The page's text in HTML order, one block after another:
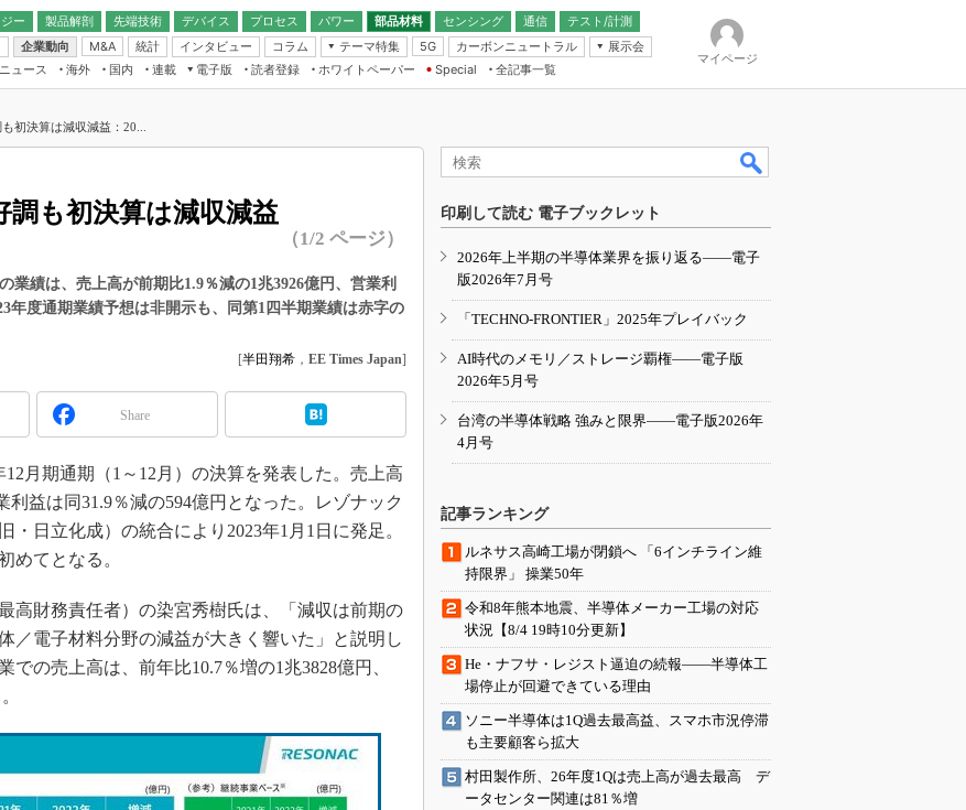
ー 製品解剖
先端技術
デバイス
プロセス パワー 部品材料 センシング
通信
無線
テスト/計測
企業動向 M&A 統計 インタビュー コラム
テーマ特集
フィジカルAI
読者調査（EE Times Research）
IoT
電源設計（EDN Japan）
5G カーボンニュートラル
展示会
IoT・エッジコンピューティング
EXPO
TECHNO-FRONTIER
人とくるま展
ニュース 海外 国内
連載
イス通信
スコープ
ンジニアの社会人大
こったこと、次の10年
アジアの新トレンド
る
ニア”が仕掛けた社内
180日
「未来展望」
ないエンジニア」の
電子版
ックレット
読者登録 ホワイトペーパー
Special
全記事一覧
マイページ
初決算は減収減益：20...
調も初決算は減収減益
（1/2 ページ）
業績は、売上高が前期比1.9％減の1兆3926億円、営業利
年度通期業績予想は非開示も、同第1四半期業績は赤字の
[半田翔希 ， EE Times Japan]
Share
月期通期（1～12月）の決算を発表した。売上高
利益は同31.9％減の594億円となった。レゾナック
日立化成）の統合により2023年1月1日に発足。
めてとなる。
高財務責任者）の染宮秀樹氏は、「減収は前期の
／電子材料分野の減益が大きく響いた」と説明し
の売上高は、前年比10.7％増の1兆3828億円、
印刷して読む 電子ブックレット
2026年上半期の半導体業界を振り返る――電子
版2026年7月号
「TECHNO-FRONTIER」2025年プレイバック
AI時代のメモリ／ストレージ覇権――電子版
2026年5月号
台湾の半導体戦略 強みと限界――電子版2026年
4月号
記事ランキング
ルネサス高崎工場が閉鎖へ 「6インチライン維
持限界」 操業50年
令和8年熊本地震、半導体メーカー工場の対応
状況【8/4 19時10分更新】
He・ナフサ・レジスト逼迫の続報――半導体工
場停止が回避できている理由
ソニー半導体は1Q過去最高益、スマホ市況停滞
も主要顧客ら拡大
村田製作所、26年度1Qは売上高が過去最高 デ
ータセンター関連は81％増